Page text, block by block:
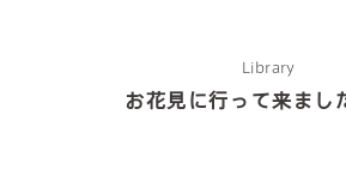
2 types of day service
Library
お花見に行って来ま